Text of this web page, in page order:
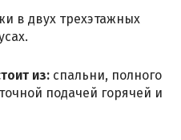
в двух трехэтажных
из: спальни, полного
подачей горячей и